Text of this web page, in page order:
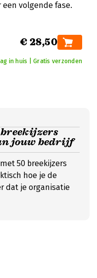
volgende fase.
€ 28,50
in huis | Gratis verzonden
jouw bedrijf
50 breekijzers
hoe je de
dat je organisatie